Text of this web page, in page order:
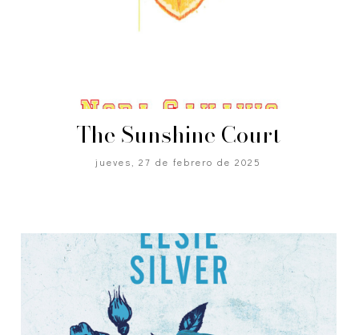
The Sunshine Court
jueves, 27 de febrero de 2025